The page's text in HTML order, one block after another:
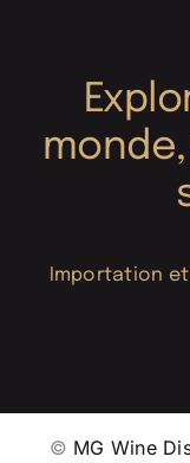
Importation
© MG Wine